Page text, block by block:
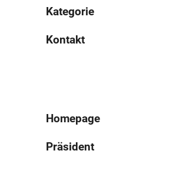
Kategorie
Kontakt
Homepage
Präsident